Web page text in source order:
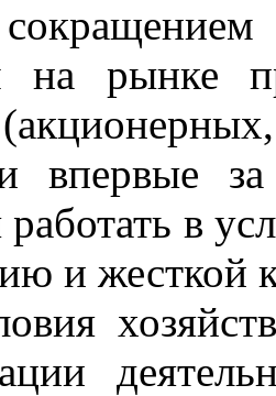
на рынке
впервые
в
ю и жесткой
и